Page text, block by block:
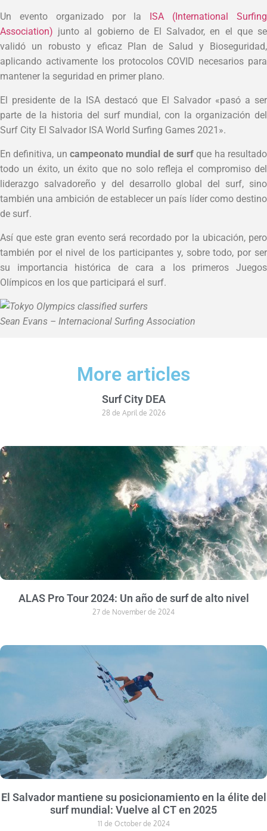
Un evento organizado por la ISA (International Surfing
Association) junto al gobierno de El Salvador, en el que se
validó un robusto y eficaz Plan de Salud y Bioseguridad,
aplicando activamente los protocolos COVID necesarios para
mantener la seguridad en primer plano.
El presidente de la ISA destacó que El Salvador «pasó a ser
parte de la historia del surf mundial, con la organización del
Surf City El Salvador ISA World Surfing Games 2021».
En definitiva, un campeonato mundial de surf que ha resultado
todo un éxito, un éxito que no solo refleja el compromiso del
liderazgo salvadoreño y del desarrollo global del surf, sino
también una ambición de establecer un país líder como destino
de surf.
Así que este gran evento será recordado por la ubicación, pero
también por el nivel de los participantes y, sobre todo, por ser
su importancia histórica de cara a los primeros Juegos
Olímpicos en los que participará el surf.
Sean Evans – Internacional Surfing Association
More articles
Surf City DEA
28 de April de 2026
ALAS Pro Tour 2024: Un año de surf de alto nivel
27 de November de 2024
El Salvador mantiene su posicionamiento en la élite del
surf mundial: Vuelve al CT en 2025
11 de October de 2024